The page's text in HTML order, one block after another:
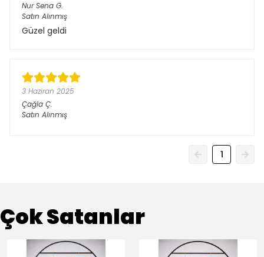
Nur Sena G.
Satın Alınmış
Güzel geldi
3 Haziran 2025
Çağla Ç.
Satın Alınmış
1
Çok Satanlar